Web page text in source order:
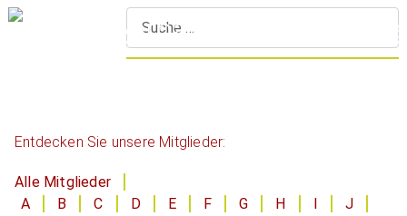
Entdecken Sie unsere Mitglieder:
Alle Mitglieder
A
B C D E F G H
J